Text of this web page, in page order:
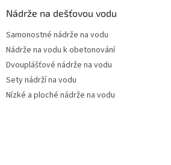
Nádrže na dešťovou vodu
Samonostné nádrže na vodu
Nádrže na vodu k obetonování
Dvouplášťové nádrže na vodu
Sety nádrží na vodu
Nízké a ploché nádrže na vodu